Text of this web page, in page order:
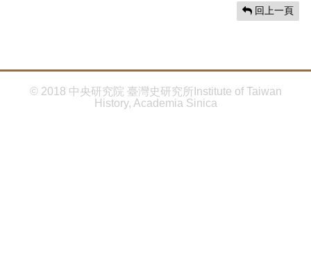
回上一頁
© 2018 中央研究院 臺灣史研究所Institute of Taiwan
History, Academia Sinica